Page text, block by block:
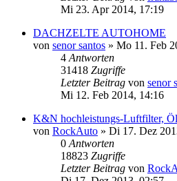
Mi 23. Apr 2014, 17:19
DACHZELTE AUTOHOME
von senor santos » Mo 11. Feb
4 Antworten
31418 Zugriffe
Letzter Beitrag von senor
Mi 12. Feb 2014, 14:16
K&N hochleistungs-Luftfilter,
von RockAuto » Di 17. Dez
0 Antworten
18823 Zugriffe
Letzter Beitrag von